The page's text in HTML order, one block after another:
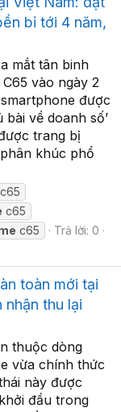
bỉ tới 4 năm,
mắt tân binh
vào ngày 2
được
về doanh số’
trang bị
khúc phổ
c65
c65
c65
Trả lời: 0
toàn mới tại
thu lại
thuộc dòng
vừa chính thức
này được
đầu trong